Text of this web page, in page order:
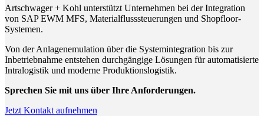
Artschwager + Kohl unterstützt Unternehmen bei der Integration
von SAP EWM MFS, Materialflusssteuerungen und Shopfloor-
Systemen.
Von der Anlagenemulation über die Systemintegration bis zur
Inbetriebnahme entstehen durchgängige Lösungen für automatisierte
Intralogistik und moderne Produktionslogistik.
Sprechen Sie mit uns über Ihre Anforderungen.
Jetzt Kontakt aufnehmen